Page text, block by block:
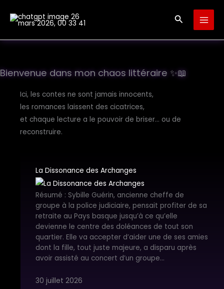
Bienvenue dans mon chaos littéraire ✨📖
Ici, les contes ne sont jamais innocents,
les romances laissent des cicatrices,
et chaque lecture a le pouvoir de briser… ou de
reconstruire.
La Dissonance des Archanges
Résumé : Sybille Guérin, ancienne cheffe de
groupe à la police judiciaire, pensait profiter de sa
retraite au Pays basque jusqu’à ce qu’elle
devienne le centre des doléances de tout son
quartier. Elle va accepter d’aider une de ses amies
dont la fille, tout juste majeure, a disparu après
avoir assisté au concert d’un groupe…
30 juillet 2026